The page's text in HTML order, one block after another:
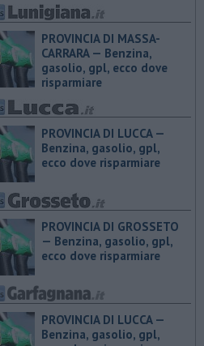
PROVINCIA DI MASSA-
CARRARA — ​Benzina,
gasolio, gpl, ecco dove
risparmiare
PROVINCIA DI LUCCA — ​
Benzina, gasolio, gpl,
ecco dove risparmiare
PROVINCIA DI GROSSETO
— ​Benzina, gasolio, gpl,
ecco dove risparmiare
PROVINCIA DI LUCCA — ​
Benzina, gasolio, gpl,